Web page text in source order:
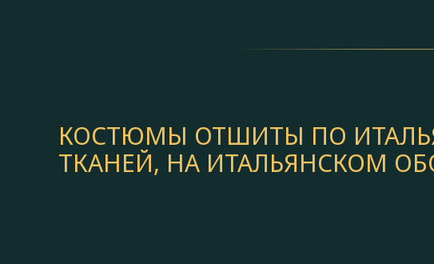
КОСТЮМЫ ОТШИТЫ ПО
ТКАНЕЙ, НА ИТАЛЬЯНСКОМ